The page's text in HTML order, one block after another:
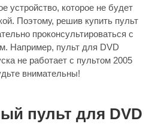
устройство, которое не будет
Поэтому, решив купить пульт
проконсультироваться с
Например, пульт для DVD
не работает с пультом 2005
внимательны!
пульт для DVD